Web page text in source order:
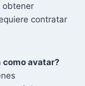
obtener
contratar
como avatar?